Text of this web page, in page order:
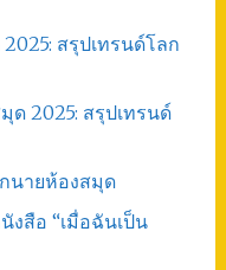
สรุปเทรนด์โลก
ด 2025: สรุปเทรนด์
นายห้องสมุด
งสือ “เมื่อฉันเป็น